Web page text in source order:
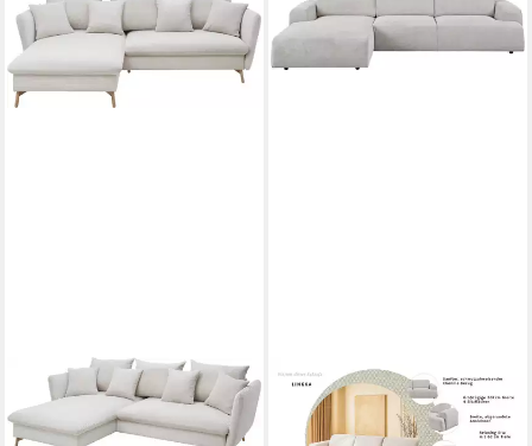
OTTO HOME
Ecksofa MERLE, 258 cm, L-
Form, traumhafter Cord, mit
OTTO HOME
Ecksofa Linkka, Breite 301
cm, L-Form, in einem weichen